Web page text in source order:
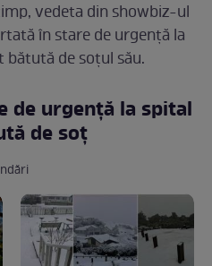
vedeta din showbiz-ul
în stare de urgență la
bătută de soțul său.
de urgență la spital
de soț